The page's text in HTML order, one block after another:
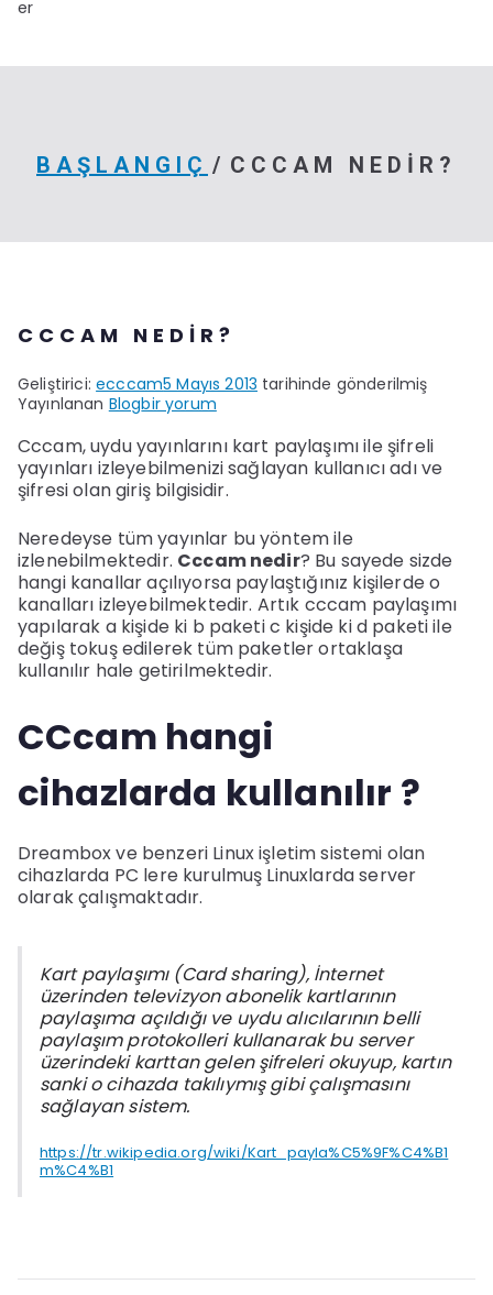
er
BAŞLANGIÇ CCCAM NEDIR?
CCCAM NEDIR?
Geliştirici:ecccam5 Mayıs 2013 tarihinde gönderilmiş
Yayınlanan BlogCccam
için
bir yorum
Cccam, uydu yayınlarını kart paylaşımı ile şifreli
yayınları izleyebilmenizi sağlayan kullanıcı adı ve
şifresi olan giriş bilgisidir.
Neredeyse tüm yayınlar bu yöntem ile
izlenebilmektedir. Cccam nedir? Bu sayede sizde
hangi kanallar açılıyorsa paylaştığınız kişilerde o
kanalları izleyebilmektedir. Artık cccam paylaşımı
yapılarak a kişide ki b paketi c kişide ki d paketi ile
değiş tokuş edilerek tüm paketler ortaklaşa
kullanılır hale getirilmektedir.
CCcam hangi
cihazlarda kullanılır ?
Dreambox ve benzeri Linux işletim sistemi olan
cihazlarda PC lere kurulmuş Linuxlarda server
olarak çalışmaktadır.
Kart paylaşımı (Card sharing), İnternet
üzerinden televizyon abonelik kartlarının
paylaşıma açıldığı ve uydu alıcılarının belli
paylaşım protokolleri kullanarak bu server
üzerindeki karttan gelen şifreleri okuyup, kartın
sanki o cihazda takılıymış gibi çalışmasını
sağlayan sistem.
https://tr.wikipedia.org/wiki/Kart_payla%C5%9F%C4%B1
m%C4%B1